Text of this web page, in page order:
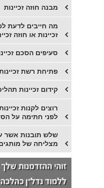
מבנה חוזה זכיינות
מה חייבים לדעת
זכיינות או חוזה
סעיפים הסכם
פתיחת רשת
קידום זכיינות
רוצים לקנות
לפני חתימה על
שלש תובנות אשר
מצליחה של